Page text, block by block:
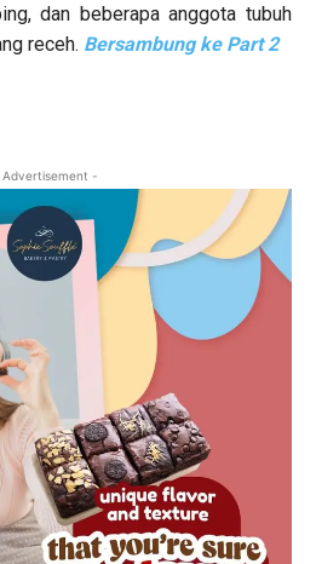
dan beberapa anggota tubuh
receh. Bersambung ke Part 2
-